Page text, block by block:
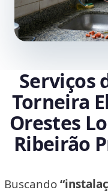
Serviços
Torneira
Orestes
Ribeirão
Buscando